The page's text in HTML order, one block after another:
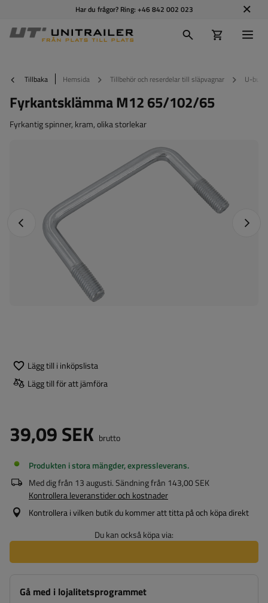
Har du frågor? Ring: +46 842 002 023
Tillbaka Hemsida Tillbehör och reserdelar till släpvagnar U-
Fyrkantsklämma M12 65/102/65
Fyrkantig spinner, kram, olika storlekar
Föregående foto Nästa
Lägg till i inköpslista
Lägg till för att jämföra
39,09 SEK brutto
Produkten i stora mängder, expressleverans
Med dig från 13 augusti. Sändning från 143,00 SEK
Kontrollera leveranstider och kostnader
Kontrollera i vilken butik du kommer att titta på och köpa direkt
Du kan också köpa via:
Gå med i lojalitetsprogrammet